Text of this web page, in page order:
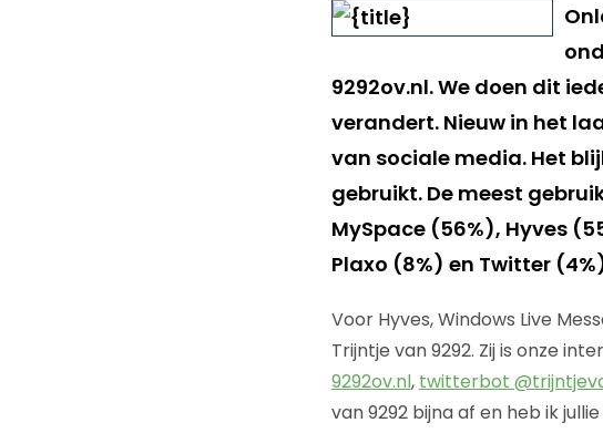
9292ov.nl. We doen dit
verandert. Nieuw in het
van sociale media. Het
gebruikt. De meest
MySpace (56%), Hyves
Plaxo (8%) en Twitter
Voor Hyves, Windows Live
Trijntje van 9292. Zij is onze
9292ov.nl, twitterbot
van 9292 bijna af en heb ik